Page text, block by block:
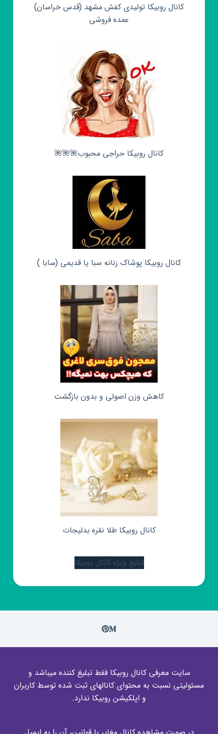
کانال روبیکا تولیدی کفش مشهد (قدس خراسان)
عمده فروشی
کانال روبیکا حراجی محبوب🌺🌺🌺
کانال روبیکا پوشاک زنانه سبا یا قدیمی (سابا )
کاهش وزن اصولی و بدون بازگشت
کانال روبیکا طلا نقره بدلیجات
تبلیغ ویژه کانال روبیکا
سایت معرفی کانال روبیکا فقط تبلیغ کننده میباشد و
مسئولیتی نسبت به محتوای کانالهای ثبت شده توسط کاربران
و اپلکیشن روبیکا ندارد.